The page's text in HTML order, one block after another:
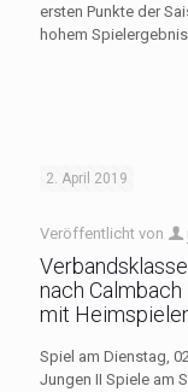
ersten Punkte der
hohem
2. April 2019
Veröffentlicht von
nach
mit
Spiel am Dienstag,
Jungen II Spiele am